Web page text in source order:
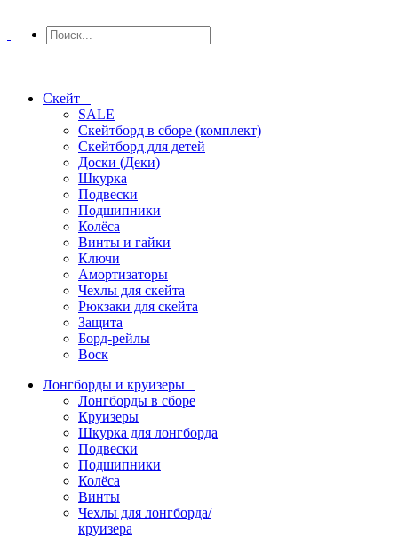
Скейт
SALE
Скейтборд в сборе (комплект)
Скейтборд для детей
Доски (Деки)
Шкурка
Подвески
Подшипники
Колёса
Винты и гайки
Ключи
Амортизаторы
Чехлы для скейта
Рюкзаки для скейта
Защита
Борд-рейлы
Воск
Лонгборды и круизеры
Лонгборды в сборе
Круизеры
Шкурка для лонгборда
Подвески
Подшипники
Колёса
Винты
Чехлы для лонгборда/
круизера